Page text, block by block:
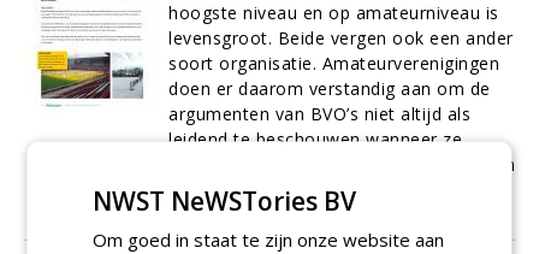
hoogste niveau en op amateurniveau is
levensgroot. Beide vergen ook een ander
soort organisatie. Amateurverenigingen
doen er daarom verstandig aan om de
argumenten van BVO’s niet altijd als
leidend te beschouwen wanneer ze
overwegen een kunstgrasvoetbalveld aan
te schaffen.
01-01-2017
10 sec
NWST NeWSTories BV
Om goed in staat te zijn onze website aan